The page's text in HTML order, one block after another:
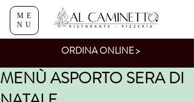
ME
NU
ORDINA ONLINE >
MENÙ ASPORTO SERA DI